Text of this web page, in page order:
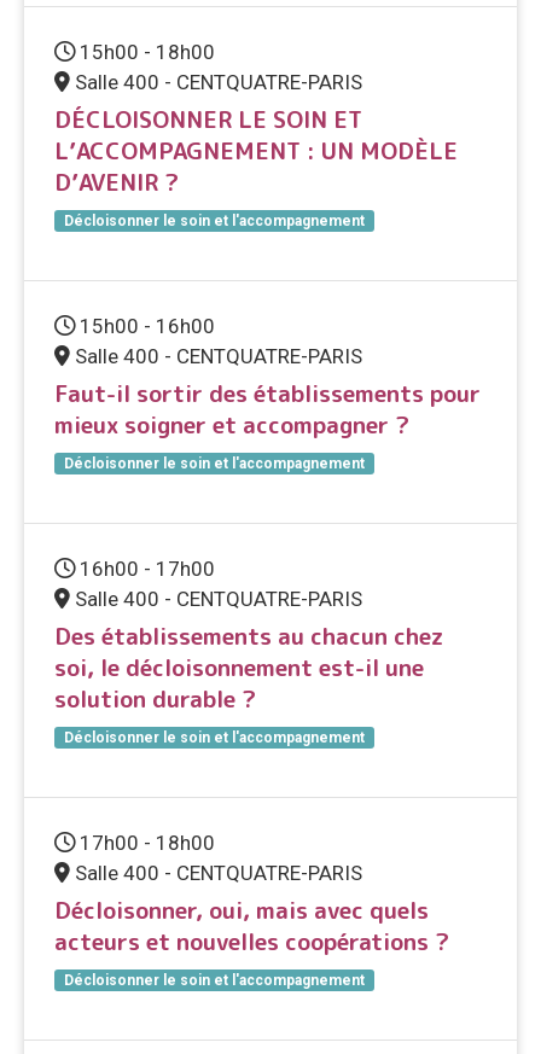
15h00 - 18h00
Salle 400 - CENTQUATRE-PARIS
DÉCLOISONNER LE SOIN ET
L’ACCOMPAGNEMENT : UN MODÈLE
D’AVENIR ?
Décloisonner le soin et l'accompagnement
15h00 - 16h00
Salle 400 - CENTQUATRE-PARIS
Faut-il sortir des établissements pour
mieux soigner et accompagner ?
Décloisonner le soin et l'accompagnement
16h00 - 17h00
Salle 400 - CENTQUATRE-PARIS
Des établissements au chacun chez
soi, le décloisonnement est-il une
solution durable ?
Décloisonner le soin et l'accompagnement
17h00 - 18h00
Salle 400 - CENTQUATRE-PARIS
Décloisonner, oui, mais avec quels
acteurs et nouvelles coopérations ?
Décloisonner le soin et l'accompagnement